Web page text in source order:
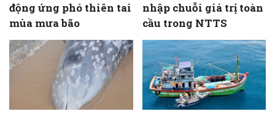
động ứng phó thiên tai
mùa mưa bão
nhập chuỗi giá trị toàn
cầu trong NTTS